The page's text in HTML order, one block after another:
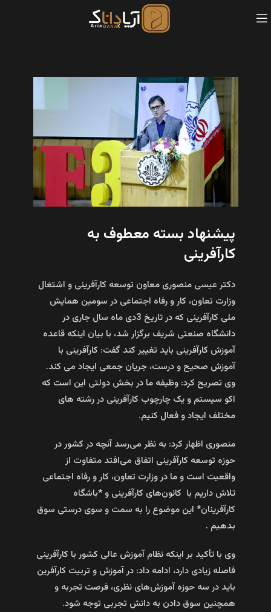
پیشنهاد بسته معطوف به
کارآفرینی
دکتر عیسی منصوری معاون توسعه کارآفرینی و اشتغال
وزارت تعاون، کار و رفاه اجتماعی در سومین همایش
ملی کارآفرینی که در تاریخ 3دی ماه سال جاری در
دانشگاه صنعتی شریف برگزار شد، با بیان اینکه قاعده
آموزش کارآفرینی باید تغییر کند گفت: کارآفرینی با
آموزش صحیح و درست، جریان جمعی ایجاد می کند.
وی تصریح کرد: وظیفه ما در بخش دولتی این است که
اکو سیستم و یک چارچوب کارآفرینی در رشته های
مختلف ایجاد و فعال کنیم.
منصوری اظهار کرد: به نظر می‌رسد آنچه در کشور در
حوزه توسعه کارآفرینی اتفاق می‌افتد متفاوت از
واقعیت است و ما در وزارت تعاون، کار و رفاه اجتماعی
تلاش داریم با کانون‌های کارآفرینی و *باشگاه
کارآفرینان* این موضوع را به سمت و سوی درستی سوق
بدهیم .
وی با تأکید بر اینکه نظام آموزش عالی کشور با کارآفرینی
فاصله زیادی دارد، ادامه داد: در آموزش و تربیت کارآفرین
باید در سه حوزه آموزش‌های نظری، فرصت تجربه و
همچنین سوق دادن به دانش تجربی توجه شود.